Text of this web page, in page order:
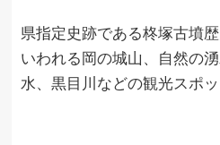
県指定史跡である柊塚古墳
いわれる岡の城山、自然の
水、黒目川などの観光スポッ